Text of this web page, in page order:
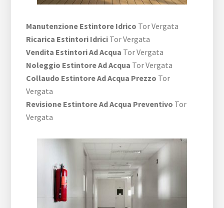
Manutenzione Estintore Idrico Tor Vergata
Ricarica Estintori Idrici Tor Vergata
Vendita Estintori Ad Acqua Tor Vergata
Noleggio Estintore Ad Acqua Tor Vergata
Collaudo Estintore Ad Acqua Prezzo Tor
Vergata
Revisione Estintore Ad Acqua Preventivo Tor
Vergata